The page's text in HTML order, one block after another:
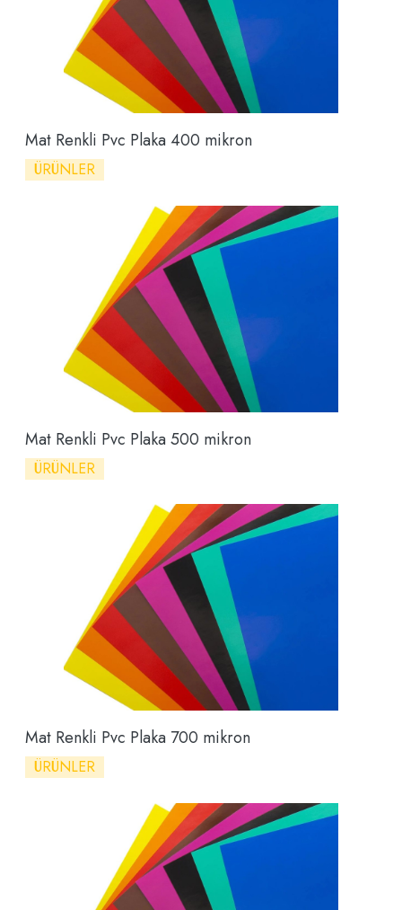
Mat Renkli Pvc Plaka 400 mikron
ÜRÜNLER
Mat Renkli Pvc Plaka 500 mikron
ÜRÜNLER
Mat Renkli Pvc Plaka 700 mikron
ÜRÜNLER